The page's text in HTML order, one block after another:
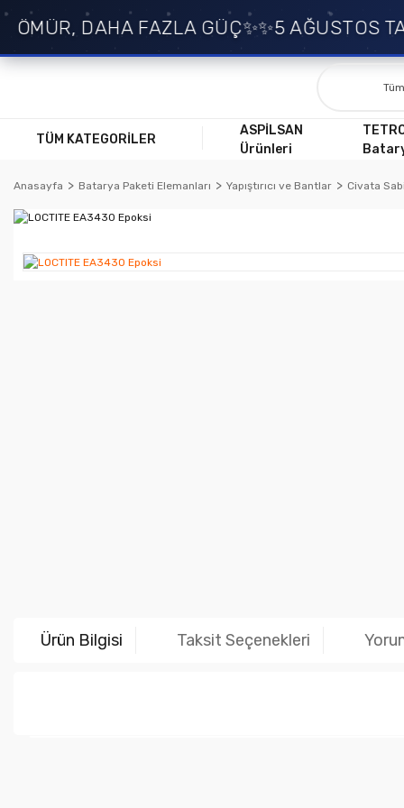
ÖMÜR, DAHA FAZLA GÜÇ✨✨5 AĞUSTOS
TÜM KATEGORİLER
ASPİLSAN
Ürünleri
Anasayfa Batarya Paketi Elemanları Yapıştırıcı ve Bantlar Civata
Ürün Bilgisi Taksit Seçenekleri